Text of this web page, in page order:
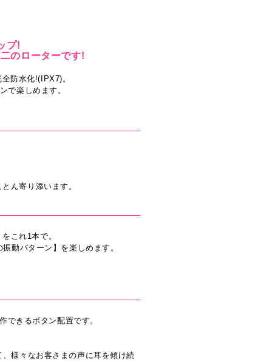
プ!
のローターです!
防水化!(IPX7)。
で楽しめます。
ん寄り添います。
これ1本で。
動パターン】を楽しめます。
できるボタン配置です。
様々なお客さまの声に耳を傾け続